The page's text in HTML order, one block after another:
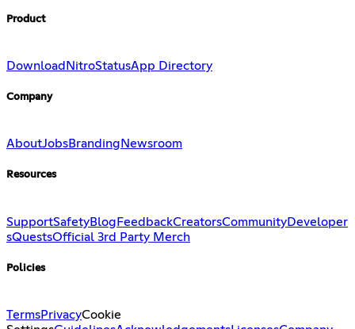
Product
Download NitroStatusApp Directory
Company
AboutJobsBranding Newsroom
Resources
SupportSafetyBlog FeedbackCreatorsCommunityDeveloper
sQuestsOfficial 3rd Party Merch
Policies
TermsPrivacyCookie